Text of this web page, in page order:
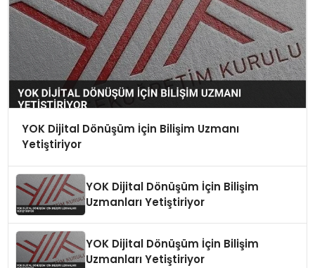
YOK Dijital Dönüşüm İçin Bilişim Uzmanı
Yetiştiriyor
YOK Dijital Dönüşüm İçin Bilişim
Uzmanları Yetiştiriyor
YOK Dijital Dönüşüm İçin Bilişim
Uzmanları Yetiştiriyor